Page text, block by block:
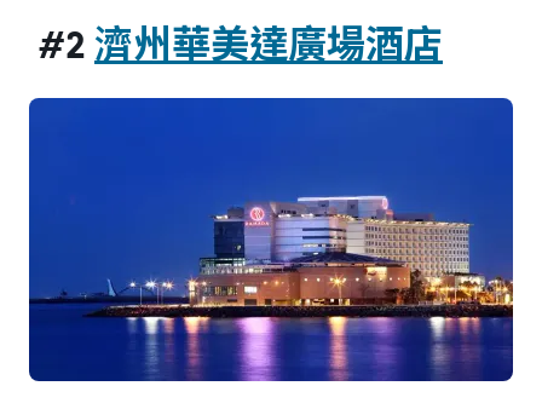
#2 濟州華美達廣場酒店